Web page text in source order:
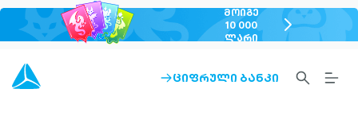
ᲛᲝᲘᲒᲔ
10 000
ᲚᲐᲠᲘ
chevron-
right-
ARROW-
ᲪᲘᲤᲠᲣᲚᲘ ᲑᲐᲜᲙᲘ
SEARCH-
OUTLINED